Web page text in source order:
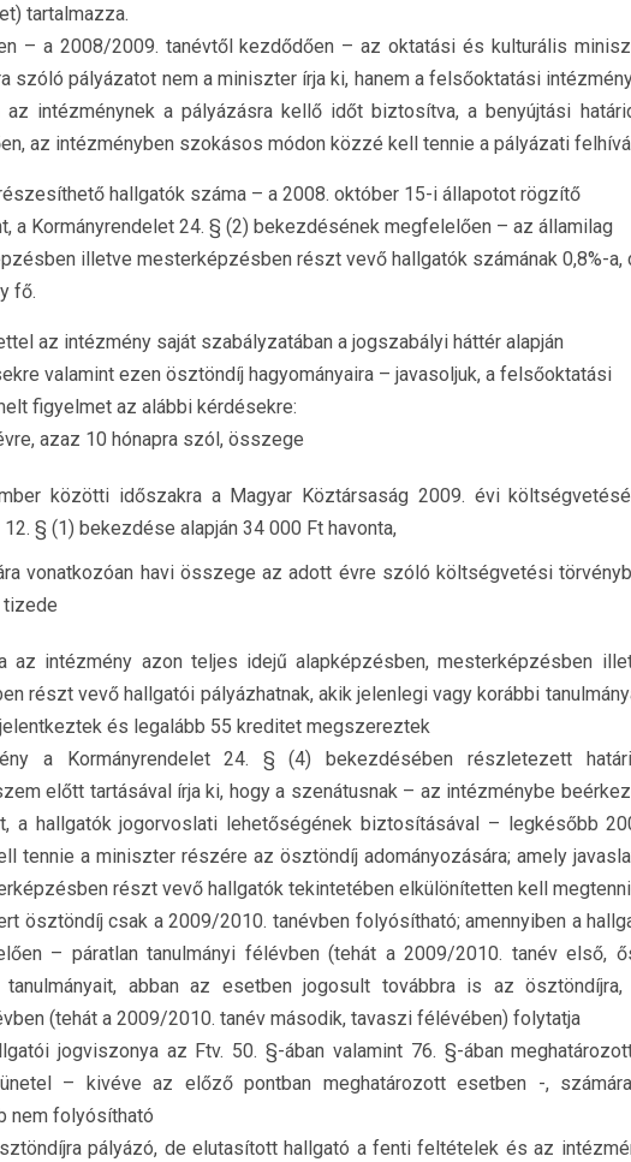
tartalmazza.
– a 2008/2009. tanévtől kezdődően – az oktatási és kulturális
szóló pályázatot nem a miniszter írja ki, hanem a felsőoktatási
intézménynek a pályázásra kellő időt biztosítva, a benyújtási
az intézményben szokásos módon közzé kell tennie a pályázati
hallgatók száma – a 2008. október 15-i állapotot rögzítő
a Kormányrendelet 24. § (2) bekezdésének megfelelően – az államilag
illetve mesterképzésben részt vevő hallgatók számának 0,8%-a,
fő.
az intézmény saját szabályzatában a jogszabályi háttér alapján
valamint ezen ösztöndíj hagyományaira – javasoljuk, a felsőoktatási
figyelmet az alábbi kérdésekre:
azaz 10 hónapra szól, összege
közötti időszakra a Magyar Köztársaság 2009. évi
§ (1) bekezdése alapján 34 000 Ft havonta,
vonatkozóan havi összege az adott évre szóló költségvetési
az intézmény azon teljes idejű alapképzésben, mesterképzésben
részt vevő hallgatói pályázhatnak, akik jelenlegi vagy korábbi
és legalább 55 kreditet megszereztek
a Kormányrendelet 24. § (4) bekezdésében részletezett
előtt tartásával írja ki, hogy a szenátusnak – az intézménybe
a hallgatók jogorvoslati lehetőségének biztosításával – legkésőbb
tennie a miniszter részére az ösztöndíj adományozására; amely
részt vevő hallgatók tekintetében elkülönítetten kell
ösztöndíj csak a 2009/2010. tanévben folyósítható; amennyiben a
– páratlan tanulmányi félévben (tehát a 2009/2010. tanév első,
abban az esetben jogosult továbbra is az ösztöndíjra,
(tehát a 2009/2010. tanév második, tavaszi félévében) folytatja
jogviszonya az Ftv. 50. §-ában valamint 76. §-ában
– kivéve az előző pontban meghatározott esetben -,
nem folyósítható
pályázó, de elutasított hallgató a fenti feltételek és az